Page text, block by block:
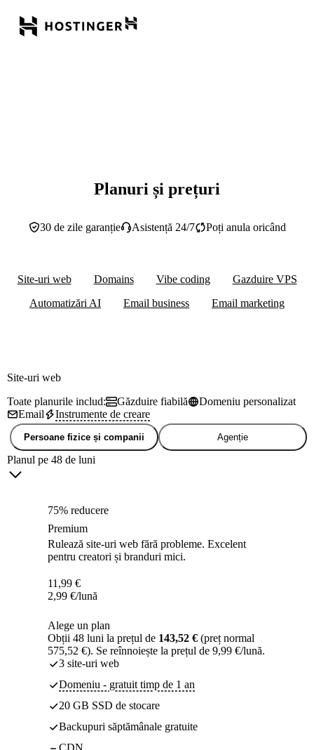
Planuri și prețuri
30 de zile garanție Asistență 24/7 Poți anula oricând
Site-uri web Domains Vibe coding
Gazduire VPS
Automatizări AI
Email business Email marketing
Site-uri web
Toate planurile includ:
Găzduire fiabilă
Domeniu personalizat
Email
Instrumente de creare
Persoane fizice și companii Agenție
Planul pe 48 de luni
75% reducere
Premium
Rulează site-uri web fără probleme. Excelent
pentru creatori și branduri mici.
11,99 €
2,99 €/lună
Alege un plan
Obții 48 luni la prețul de 143,52 € (preț normal
575,52 €). Se reînnoiește la prețul de 9,99 €/lună.
3 site-uri web
Domeniu - gratuit timp de 1 an
20 GB SSD de stocare
Backupuri săptămânale gratuite
CDN